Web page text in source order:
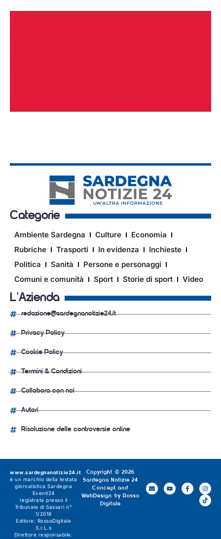
Categorie
Ambiente Sardegna Culture
Economia
Rubriche
Trasporti In evidenza
Inchieste
Politica
Sanità
Persone e personaggi
Comuni e comunità
Sport Storie di sport Video
L'Azienda
redazione@sardegnanotizie24.it
Privacy Policy
Cookie Policy
Termini & Condizioni
Collabora con noi
Autori
Risoluzione delle controversie online
Copyright © 2026
Sardegna Notizie 24
Concept and
WebDesign by Rosso
Digitale
www.sardegnanotizie24.it
è un marchio della testata
giornalistica Sardegna
Eventi24
registrata presso il
Tribunale di Sassari n°
1/2018
Editore: RossoDigitale
S.r.L.s
Direttore responsabile: